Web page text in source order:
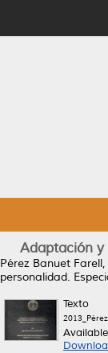
Adaptación
Pérez Banuet
personalidad.
Texto